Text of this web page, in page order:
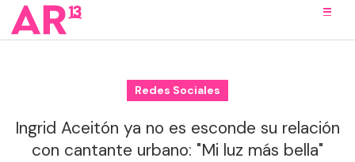
Redes Sociales
Ingrid Aceitón ya no es esconde su relación
con cantante urbano: "Mi luz más bella"